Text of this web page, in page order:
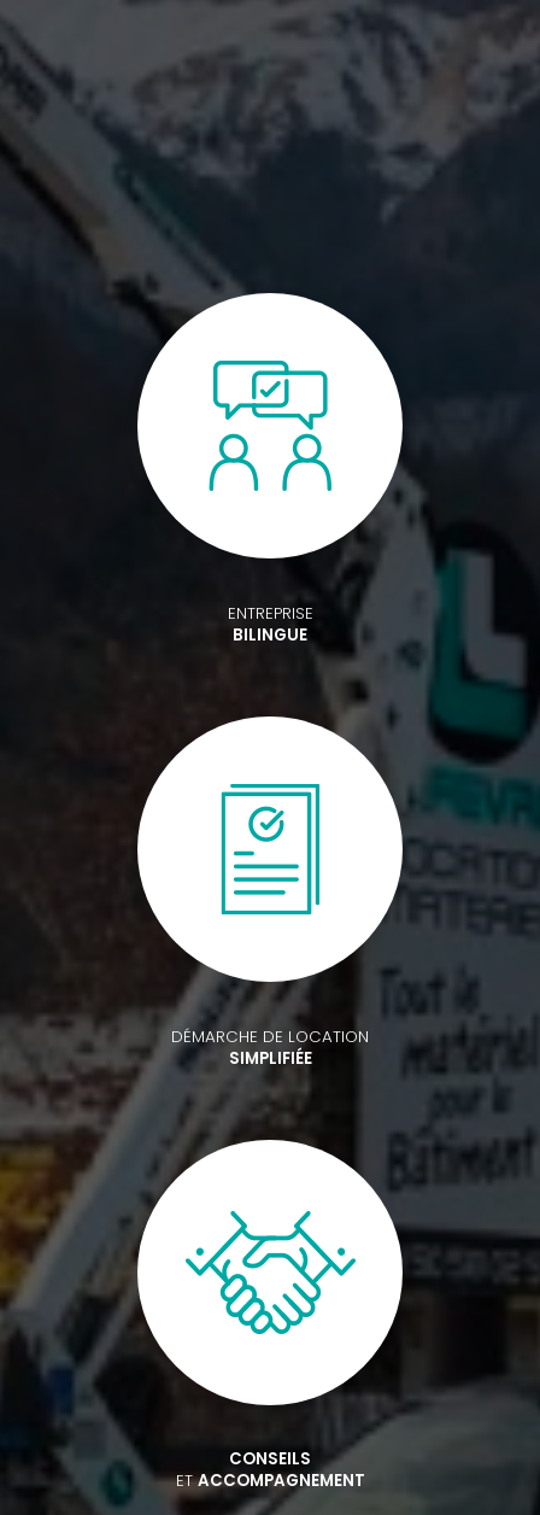
ENTREPRISE
BILINGUE
DÉMARCHE DE LOCATION
SIMPLIFIÉE
CONSEILS
ETACCOMPAGNEMENT